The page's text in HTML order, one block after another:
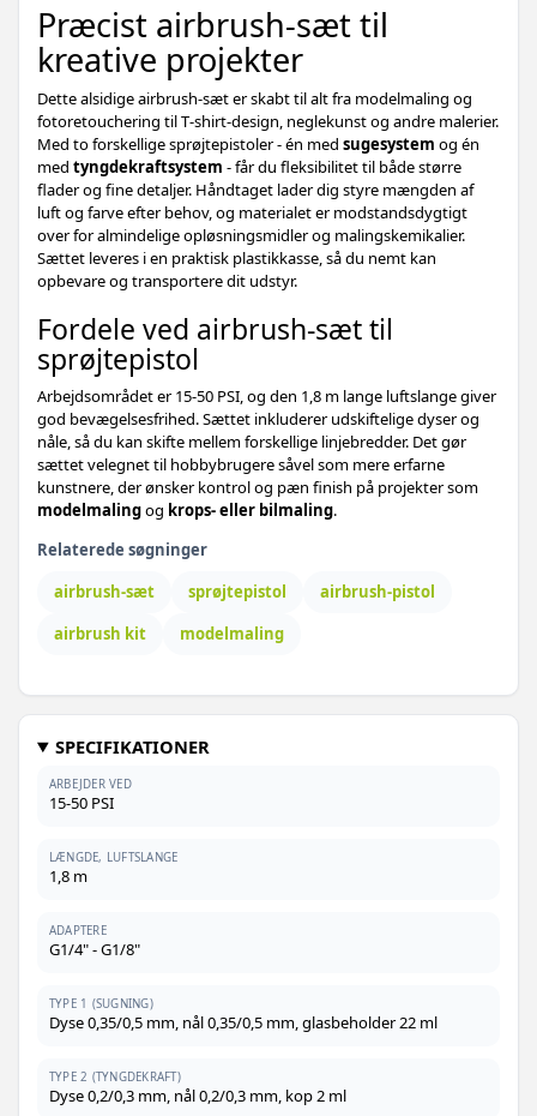
Præcist airbrush-sæt til
kreative projekter
Dette alsidige airbrush-sæt er skabt til alt fra modelmaling og
fotoretouchering til T‑shirt-design, neglekunst og andre malerier.
Med to forskellige sprøjtepistoler - én med sugesystem og én
med tyngdekraftsystem - får du fleksibilitet til både større
flader og fine detaljer. Håndtaget lader dig styre mængden af
luft og farve efter behov, og materialet er modstandsdygtigt
over for almindelige opløsningsmidler og malingskemikalier.
Sættet leveres i en praktisk plastikkasse, så du nemt kan
opbevare og transportere dit udstyr.
Fordele ved airbrush-sæt til
sprøjtepistol
Arbejdsområdet er 15-50 PSI, og den 1,8 m lange luftslange giver
god bevægelsesfrihed. Sættet inkluderer udskiftelige dyser og
nåle, så du kan skifte mellem forskellige linjebredder. Det gør
sættet velegnet til hobbybrugere såvel som mere erfarne
kunstnere, der ønsker kontrol og pæn finish på projekter som
modelmalingog krops- eller bilmaling.
Relaterede søgninger
airbrush-sæt
sprøjtepistol
airbrush-pistol
airbrush kit
modelmaling
SPECIFIKATIONER
ARBEJDER VED
15-50 PSI
LÆNGDE, LUFTSLANGE
1,8 m
ADAPTERE
G1/4" - G1/8"
TYPE 1 (SUGNING)
Dyse 0,35/0,5 mm, nål 0,35/0,5 mm, glasbeholder 22 ml
TYPE 2 (TYNGDEKRAFT)
Dyse 0,2/0,3 mm, nål 0,2/0,3 mm, kop 2 ml